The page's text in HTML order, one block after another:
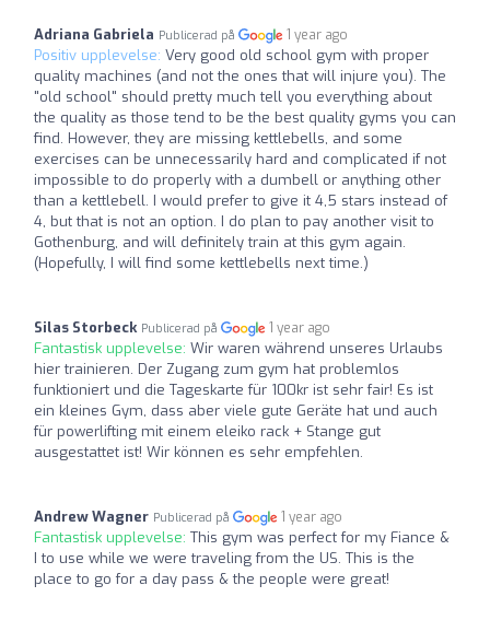
Adriana Gabriela Publicerad på 1 year ago
Positiv upplevelse: Very good old school gym with proper
quality machines (and not the ones that will injure you). The
"old school" should pretty much tell you everything about
the quality as those tend to be the best quality gyms you can
find. However, they are missing kettlebells, and some
exercises can be unnecessarily hard and complicated if not
impossible to do properly with a dumbell or anything other
than a kettlebell. I would prefer to give it 4,5 stars instead of
4, but that is not an option. I do plan to pay another visit to
Gothenburg, and will definitely train at this gym again.
(Hopefully, I will find some kettlebells next time.)
Silas Storbeck Publicerad på 1 year ago
Fantastisk upplevelse: Wir waren während unseres Urlaubs
hier trainieren. Der Zugang zum gym hat problemlos
funktioniert und die Tageskarte für 100kr ist sehr fair! Es ist
ein kleines Gym, dass aber viele gute Geräte hat und auch
für powerlifting mit einem eleiko rack + Stange gut
ausgestattet ist! Wir können es sehr empfehlen.
Andrew Wagner Publicerad på 1 year ago
Fantastisk upplevelse: This gym was perfect for my Fiance &
I to use while we were traveling from the US. This is the
place to go for a day pass & the people were great!